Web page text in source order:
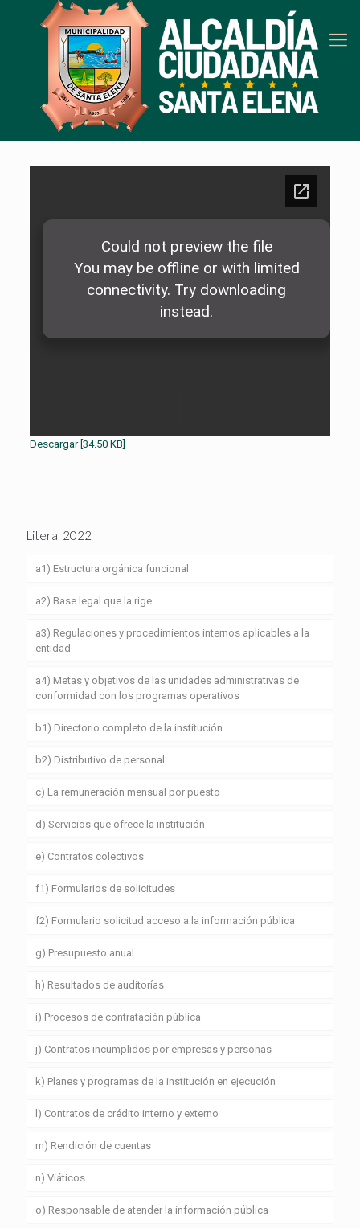
Descargar [34.50 KB]
Literal 2022
a1) Estructura orgánica funcional
a2) Base legal que la rige
a3) Regulaciones y procedimientos internos aplicables a la
entidad
a4) Metas y objetivos de las unidades administrativas de
conformidad con los programas operativos
b1) Directorio completo de la institución
b2) Distributivo de personal
c) La remuneración mensual por puesto
d) Servicios que ofrece la institución
e) Contratos colectivos
f1) Formularios de solicitudes
f2) Formulario solicitud acceso a la información pública
g) Presupuesto anual
h) Resultados de auditorías
i) Procesos de contratación pública
j) Contratos incumplidos por empresas y personas
k) Planes y programas de la institución en ejecución
l) Contratos de crédito interno y externo
m) Rendición de cuentas
n) Viáticos
o) Responsable de atender la información pública